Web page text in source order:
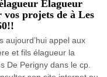
Elagueur
projets de à Les
aujourd’hui appel aux
et fils élagueur la
De Perigny dans le cp.